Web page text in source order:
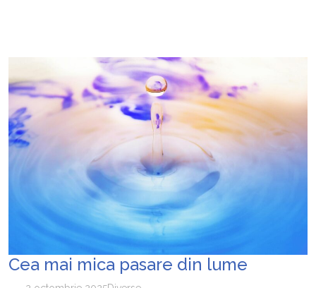
Cea mai mica pasare din lume